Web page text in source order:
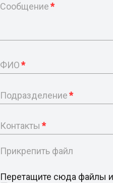
Сообщение*
ФИО*
Подразделение*
Контакты *
Прикрепить файл
Перетащите сюда файлы